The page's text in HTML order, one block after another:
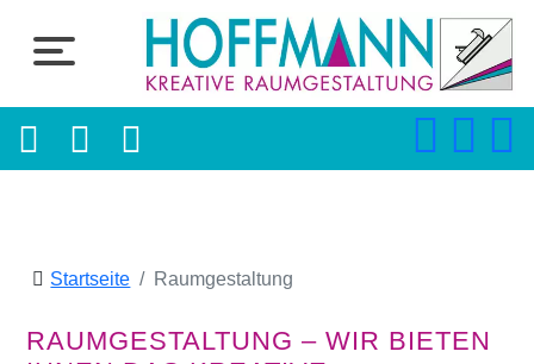
Startseite Raumgestaltung
RAUMGESTALTUNG – WIR BIETEN